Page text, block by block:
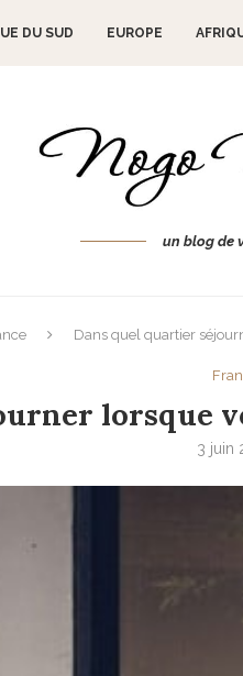
DU SUD EUROPE
un blog de
Dans quel quartier
lorsque
3 juin